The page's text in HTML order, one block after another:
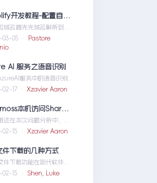
聚技站｜
你的第一个AIAgent
Coolify开发教程-配置自定义域名和证书
域名首先先域名解析到
所在的服务器，然后获取
书NGINX版本的，这里就
和证书
03-05 ·
Pastore
AI 服务之语音识别
服务中的语音识别
软提供的一项先进技术，
服务之语音识别
02-17 · Xzavier Aaron
修复moss本机访问SharePoint 401.1 HTTP错误
述在本次问题分析中，我
需要明确系统的运行环
问题，也为...修复moss本
02-15 · Xzavier Aaron
件下载的几种方式
件下载功能在现代软件开
据了重要地位，无论是为
02-15 · Shen, Luke